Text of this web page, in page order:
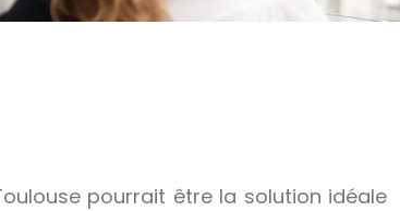
pourrait être la solution idéale